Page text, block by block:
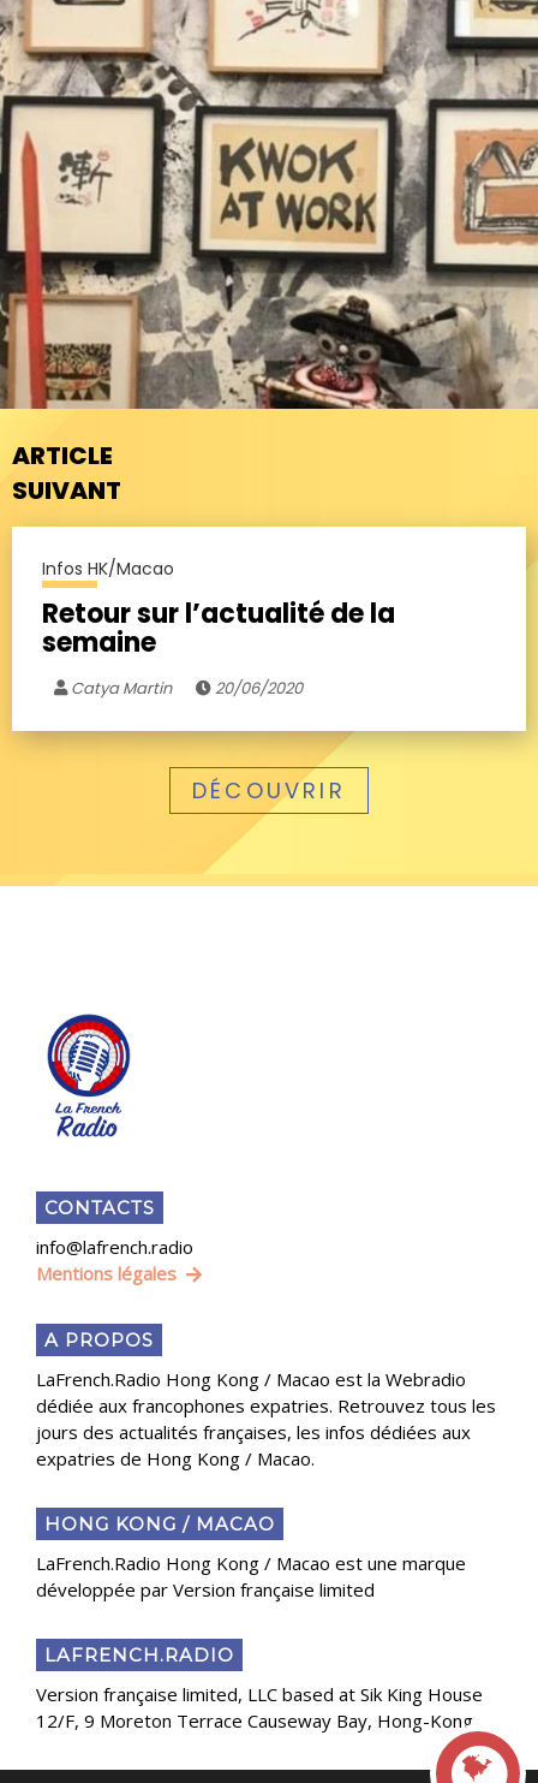
ARTICLE
SUIVANT
Infos HK/Macao
Retour sur l’actualité de la
semaine
Catya Martin 20/06/2020
DÉCOUVRIR
CONTACTS
info@lafrench.radio
Mentions légales
A PROPOS
LaFrench.Radio Hong Kong / Macao est la Webradio
dédiée aux francophones expatries. Retrouvez tous les
jours des actualités françaises, les infos dédiées aux
expatries de Hong Kong / Macao.
HONG KONG / MACAO
LaFrench.Radio Hong Kong / Macao est une marque
développée par Version française limited
LAFRENCH.RADIO
Version française limited, LLC based at Sik King House
12/F, 9 Moreton Terrace Causeway Bay, Hong-Kong